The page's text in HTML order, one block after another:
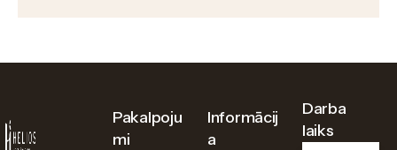
Pakalpoju
mi
Informācij
a
Darba
laiks